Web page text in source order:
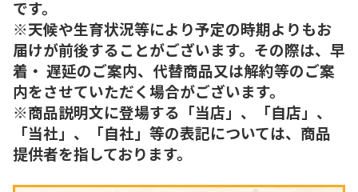
です。
※天候や生育状況等により予定の時期よりもお
届けが前後することがございます。その際は、早
着・ 遅延のご案内、代替商品又は解約等のご案
内をさせていただく場合がございます。
※商品説明文に登場する「当店」、「自店」、
「当社」、「自社」等の表記については、商品
提供者を指しております。